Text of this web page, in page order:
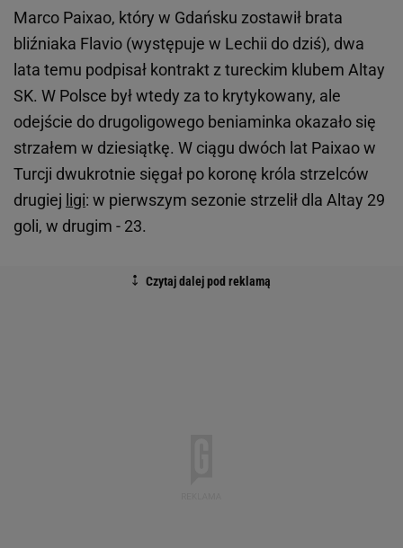
Marco Paixao, który w Gdańsku zostawił brata
bliźniaka Flavio (występuje w Lechii do dziś), dwa
lata temu podpisał kontrakt z tureckim klubem Altay
SK. W Polsce był wtedy za to krytykowany, ale
odejście do drugoligowego beniaminka okazało się
strzałem w dziesiątkę. W ciągu dwóch lat Paixao w
Turcji dwukrotnie sięgał po koronę króla strzelców
drugiej ligi: w pierwszym sezonie strzelił dla Altay 29
goli, w drugim - 23.